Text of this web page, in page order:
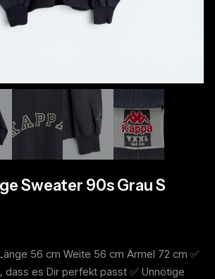
Sweater 90s Grau S
56 cm Weite 56 cm Ärmel 72 cm ✅
dass es Dir perfekt passt ✅ Unnötige